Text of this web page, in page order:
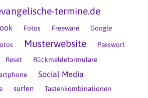
termine.de
Fotos Freeware Google
Musterwebsite
Passwort
Reset Rückmeldeformulare
Social Media
surfen
Tastenkombinationen